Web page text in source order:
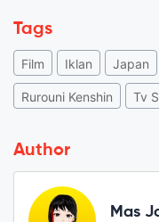
Tags
Film Iklan Japan
Rurouni Kenshin Tv
Author
Mas